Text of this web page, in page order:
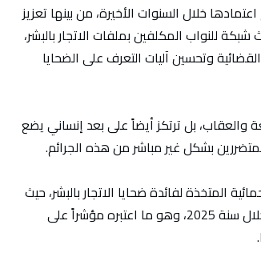
خلال السنوات الأخيرة، من بينها تعزيز
للنواب المكلفين بملفات الاتجار بالبشر،
وتحسين آليات التعرف على الضحايا
والعقاب، بل ترتكز أيضاً على بعد إنساني يضع
بشكل غير مباشر من هذه الجرائم.
المتخذة لفائدة ضحايا الاتجار بالبشر، حيث
ارتفعت من 55 إجراء فقط سنة 2022 إلى 400 إجراء حمائي خلال سنة 2025، وهو ما اعتبره مؤشراً على